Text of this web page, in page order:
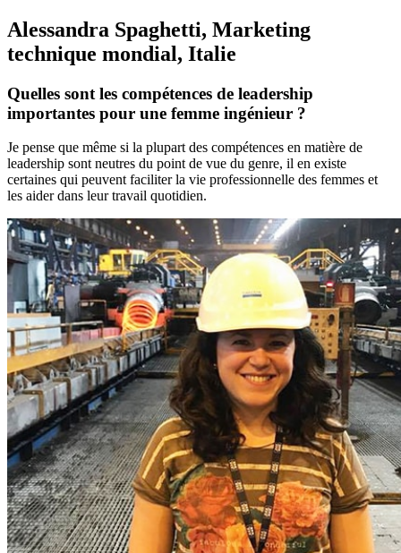
Alessandra Spaghetti, Marketing
technique mondial, Italie
Quelles sont les compétences de leadership
importantes pour une femme ingénieur ?
Je pense que même si la plupart des compétences en matière de
leadership sont neutres du point de vue du genre, il en existe
certaines qui peuvent faciliter la vie professionnelle des femmes et
les aider dans leur travail quotidien.